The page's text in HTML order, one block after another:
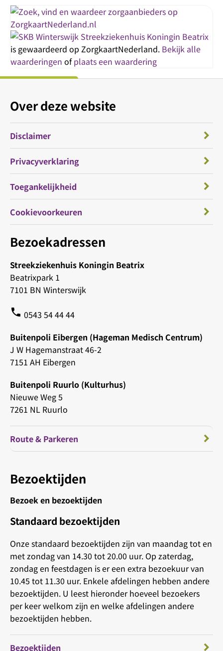
Streekziekenhuis Koningin Beatrix
is gewaardeerd op ZorgkaartNederland. Bekijk alle
waarderingen ofplaats een waardering
Bezoekadressen
Streekziekenhuis Koningin Beatrix
Beatrixpark 1
7101 BN Winterswijk
phone 0543 54 44 44
Buitenpoli Eibergen (Hageman Medisch Centrum)
J W Hagemanstraat 46-2
7151 AH Eibergen
Buitenpoli Ruurlo (Kulturhus)
Nieuwe Weg 5
7261 NL Ruurlo
Route & Parkeren
Bezoektijden
Bezoek en bezoektijden
Standaard bezoektijden
Onze standaard bezoektijden zijn van maandag tot en
met zondag van 14.30 tot 20.00 uur. Op zaterdag,
zondag en feestdagen is er een extra bezoekuur van
10.45 tot 11.30 uur. Enkele afdelingen hebben andere
bezoektijden. U leest hieronder hoeveel bezoekers
per keer welkom zijn en welke afdelingen andere
bezoektijden hebben.
Bezoektijden
Over deze website
Disclaimer
Privacyverklaring
Toegankelijkheid
Cookievoorkeuren